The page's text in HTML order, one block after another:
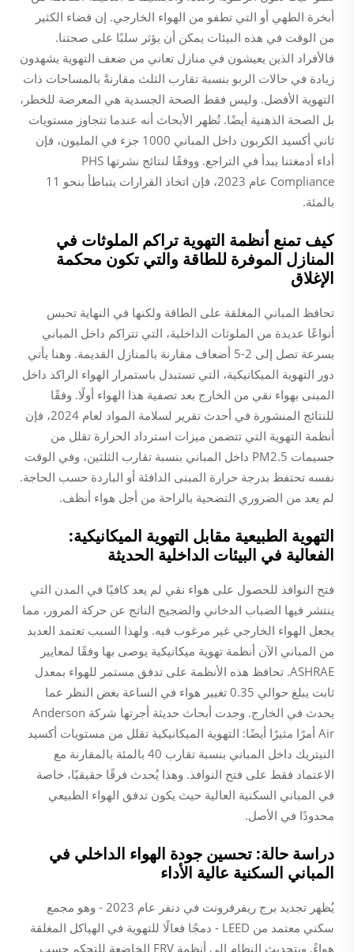
أبخرة الطهي أو التي تطفو من الهواء الخارجي. إن قضاء الكثير
من الوقت في هذه البيئات يمكن أن يؤثر سلبًا على صحتنا.
فالأفراد الذين يعيشون في منازل تعاني من ضعف التهوية يشهدون
زيادة في حالات الربو بنسبة تقارب الثلث مقارنةً بالمساحات ذات
التهوية الأفضل. وليس فقط الصحة الجسدية هي المعرضة للخطر،
بل الصحة الذهنية أيضًا. تُظهر الأبحاث أنه عندما تتجاوز مستويات
ثاني أكسيد الكربون داخل المباني 1000 جزء في المليون، فإن
أداء أدمغتنا يبدأ في التراجع. ووفقًا لنتائج نشرتها PHS
Compliance عام 2023، فإن اتخاذ القرارات يتباطأ بنحو 11
بالمئة.
كيف تمنع أنظمة التهوية تراكم الملوثات في
المنازل الموفرة للطاقة والتي تكون محكمة
الإغلاق
تحافظ المباني المغلقة على الطاقة ولكنها في النهاية تحبس
أنواعًا عديدة من الملوثات الداخلية، التي تتراكم داخل المباني
بسرعة تصل إلى 2-5 أضعاف مقارنة بالمنازل القديمة. وهنا يأتي
دور التهوية الميكانيكية، التي تستبدل باستمرار الهواء الراكد داخل
المبنى بهواء نقي من الخارج بعد تصفية هذا الهواء أولًا. وفقًا
للنتائج المنشورة في أحدث تقرير لسلامة المواد لعام 2024، فإن
أنظمة التهوية التي تتضمن ميزات استرداد الحرارة تقلل من
جسيمات PM2.5 داخل المباني بنسبة تقارب الثلثين، وفي الوقت
نفسه تحتفظ بدرجة حرارة المبنى الدافئة أو الباردة حسب الحاجة.
لم يعد من الضروري التضحية بالراحة من أجل هواء أنظف.
التهوية الطبيعية مقابل التهوية الميكانيكية:
الفعالية في البيئات الداخلية الحديثة
فتح النوافذ للحصول على هواء نقي لم يعد كافيًا في المدن التي
ينتشر فيها الضباب الدخاني والضجيج الناتج عن حركة المرور، مما
يجعل الهواء الخارجي غير مرغوب فيه. ولهذا السبب تعتمد العديد
من المباني الآن أنظمة تهوية ميكانيكية يوصى بها وفقًا لمعايير
ASHRAE. تحافظ هذه الأنظمة على تدفق مستمر للهواء بمعدل
ثابت يبلغ حوالي 0.35 تغيير هواء في الساعة بغض النظر عما
يحدث في الخارج. وجدت أبحاث حديثة أجرتها شركة Anderson
Air أمرًا مثيرًا أيضًا: التهوية الميكانيكية تقلل من مستويات أكسيد
النيتريك داخل المباني بنسبة تقارب 40 بالمئة بالمقارنة مع
الاعتماد فقط على فتح النوافذ. وهذا يُحدث فرقًا حقيقيًا، خاصة
في المباني السكنية العالية حيث يكون تدفق الهواء الطبيعي
محدودًا في الأصل.
دراسة حالة: تحسين جودة الهواء الداخلي في
المباني السكنية عالية الأداء
يُظهر تجديد برج ريفرفرونت في دنفر عام 2023 - وهو مجمع
سكني معتمد من LEED - دمجًا فعالًا للتهوية في الهياكل المغلقة
هواءً. وبتحديث النظام إلى أنظمة ERV الخاضعة للتحكم حسب